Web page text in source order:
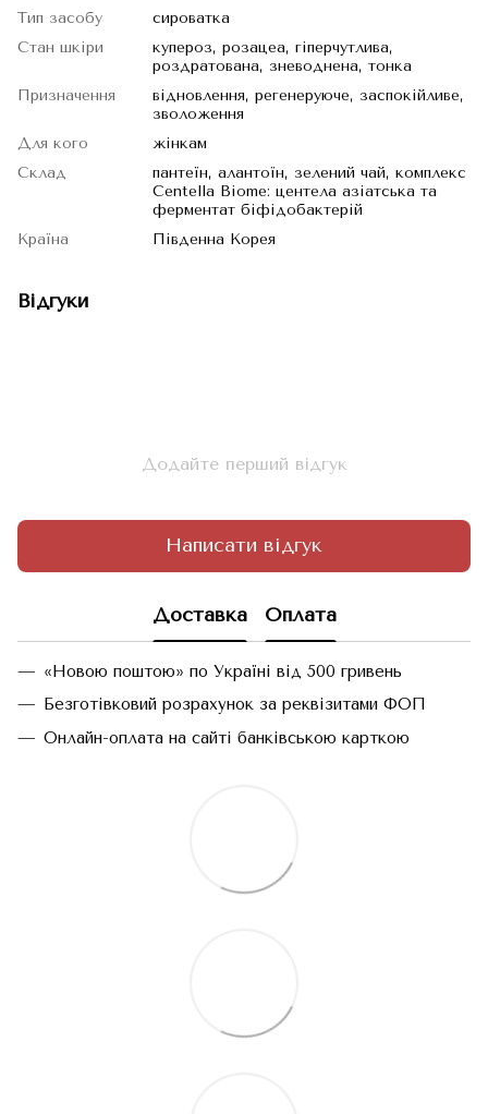
Тип засобу
сироватка
Стан шкіри
купероз, розацеа, гіперчутлива,
роздратована, зневоднена, тонка
Призначення
відновлення, регенеруюче, заспокійливе,
зволоження
Для кого
жінкам
Склад
пантеїн, алантоїн, зелений чай, комплекс
Centella Biome: центела азіатська та
ферментат біфідобактерій
Країна
Південна Корея
Відгуки
Додайте перший відгук
Написати відгук
Доставка Оплата
«Новою поштою» по Україні від 500 гривень
Безготівковий розрахунок за реквізитами ФОП
Онлайн-оплата на сайті банківською карткою